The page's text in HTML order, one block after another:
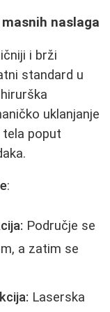
naslaga
i brži
standard u
uklanjanje
poput
:
Područje se
a zatim se
Laserska